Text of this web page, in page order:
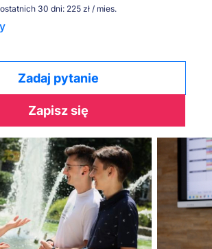
30 dni: 225 zł / mies.
Zadaj pytanie
Zapisz się